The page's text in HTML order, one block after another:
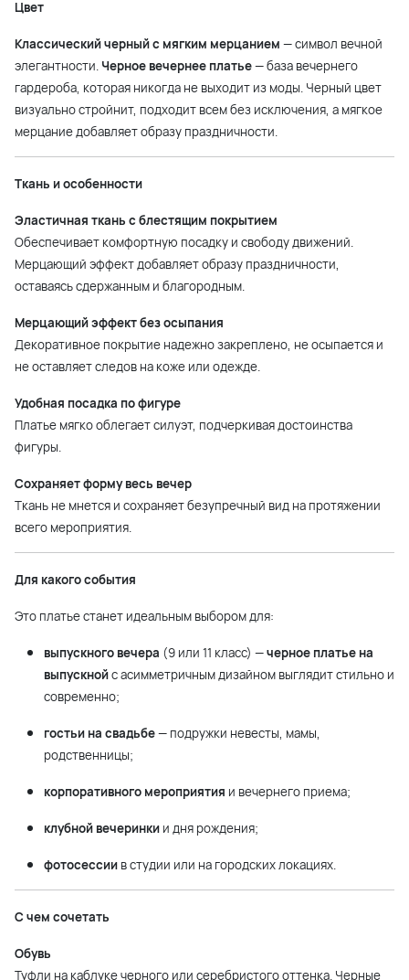
Цвет
Классический черный с мягким мерцанием — символ вечной
элегантности. Черное вечернее платье— база вечернего
гардероба, которая никогда не выходит из моды. Черный цвет
визуально стройнит, подходит всем без исключения, а мягкое
мерцание добавляет образу праздничности.
Ткань и особенности
Эластичная ткань с блестящим покрытием
Обеспечивает комфортную посадку и свободу движений.
Мерцающий эффект добавляет образу праздничности,
оставаясь сдержанным и благородным.
Мерцающий эффект без осыпания
Декоративное покрытие надежно закреплено, не осыпается и
не оставляет следов на коже или одежде.
Удобная посадка по фигуре
Платье мягко облегает силуэт, подчеркивая достоинства
фигуры.
Сохраняет форму весь вечер
Ткань не мнется и сохраняет безупречный вид на протяжении
всего мероприятия.
Для какого события
Это платье станет идеальным выбором для:
выпускного вечера (9 или 11 класс) —черное платье на
выпускнойс асимметричным дизайном выглядит стильно и
современно;
гостьи на свадьбе— подружки невесты, мамы,
родственницы;
корпоративного мероприятия и вечернего приема;
клубной вечеринки и дня рождения;
фотосессии в студии или на городских локациях.
С чем сочетать
Обувь
Туфли на каблуке черного или серебристого оттенка. Черные